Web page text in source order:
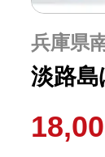
よ
問
兵庫県
淡路